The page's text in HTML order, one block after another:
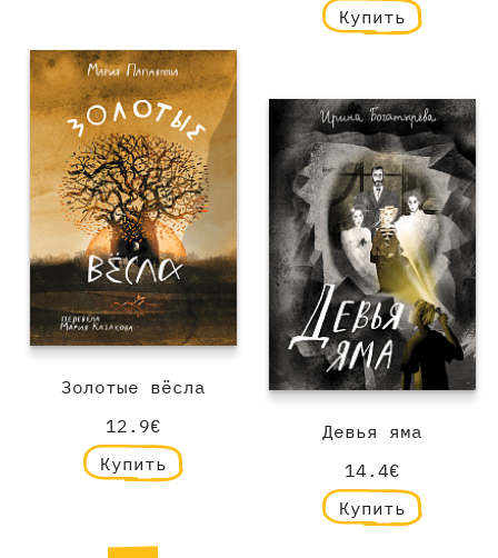
Купить
Золотые вёсла
12.9€
Купить
Девья яма
14.4€
Купить